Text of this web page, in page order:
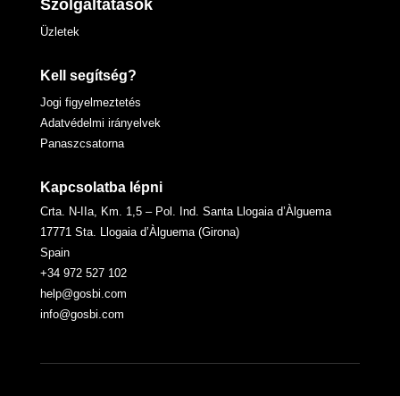
Szolgáltatások
Üzletek
Kell segítség?
Jogi figyelmeztetés
Adatvédelmi irányelvek
Panaszcsatorna
Kapcsolatba lépni
Crta. N-IIa, Km. 1,5 – Pol. Ind. Santa Llogaia d’Àlguema
17771 Sta. Llogaia d’Àlguema (Girona)
Spain
+34 972 527 102
help@gosbi.com
info@gosbi.com